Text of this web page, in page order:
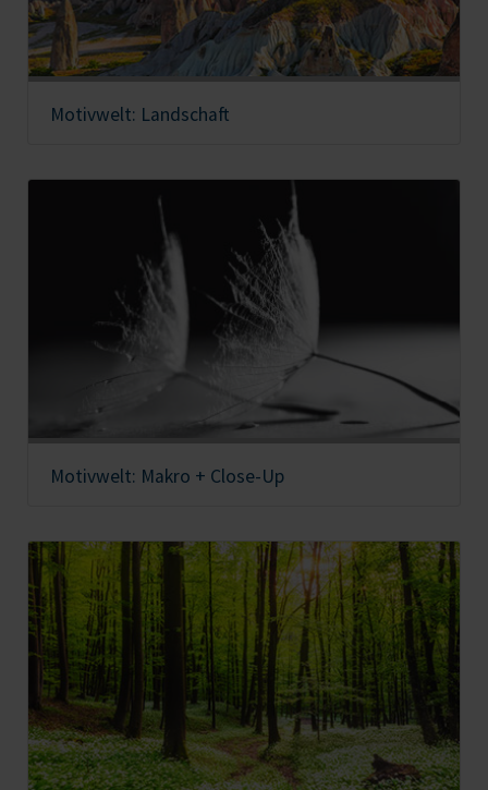
Motivwelt: Landschaft
Motivwelt: Makro + Close-Up